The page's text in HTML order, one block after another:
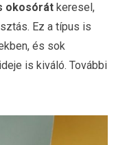
okosórát keresel,
Ez a típus is
és sok
is kiváló. További